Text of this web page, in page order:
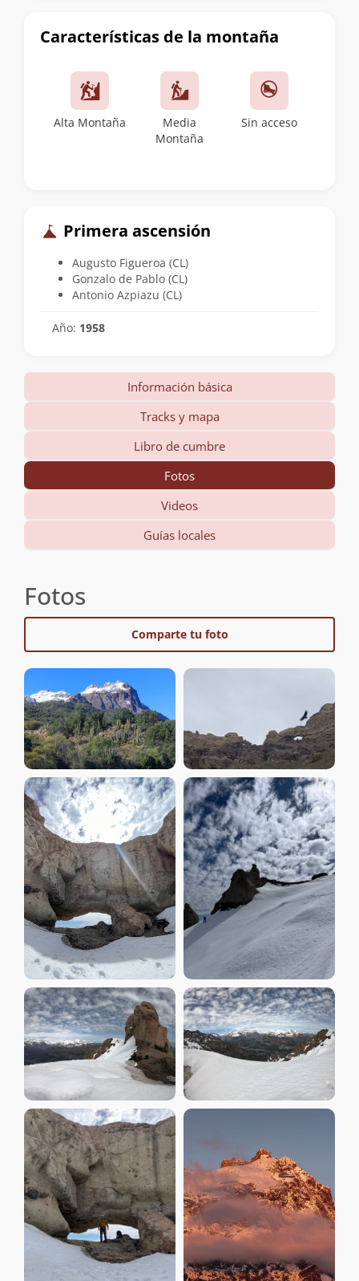
Características de la montaña
Alta Montaña
Media
Montaña
Sin acceso
Primera ascensión
Augusto Figueroa (CL)
Gonzalo de Pablo (CL)
Antonio Azpiazu (CL)
Año: 1958
Información básica
Tracks y mapa
Libro de cumbre
Fotos
Videos
Guías locales
Fotos
Comparte tu foto